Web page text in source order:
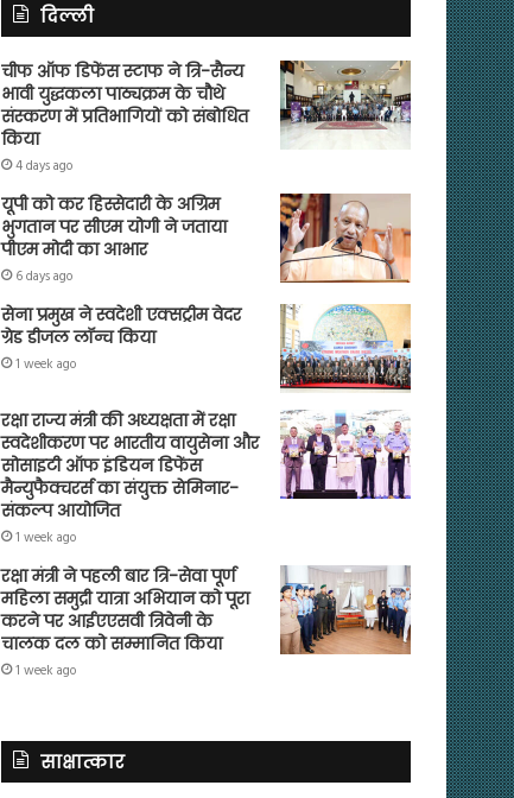
दिल्ली
चीफ ऑफ डिफेंस स्टाफ ने त्रि-सैन्य
भावी युद्धकला पाठ्यक्रम के चौथे
संस्करण में प्रतिभागियों को संबोधित
किया
4 days ago
यूपी को कर हिस्सेदारी के अग्रिम
भुगतान पर सीएम योगी ने जताया
पीएम मोदी का आभार
6 days ago
सेना प्रमुख ने स्वदेशी एक्सट्रीम वेदर
ग्रेड डीजल लॉन्च किया
1 week ago
रक्षा राज्य मंत्री की अध्यक्षता में रक्षा
स्वदेशीकरण पर भारतीय वायुसेना और
सोसाइटी ऑफ इंडियन डिफेंस
मैन्युफैक्चरर्स का संयुक्त सेमिनार-
संकल्प आयोजित
1 week ago
रक्षा मंत्री ने पहली बार त्रि-सेवा पूर्ण
महिला समुद्री यात्रा अभियान को पूरा
करने पर आईएएसवी त्रिवेनी के
चालक दल को सम्मानित किया
1 week ago
साक्षात्कार